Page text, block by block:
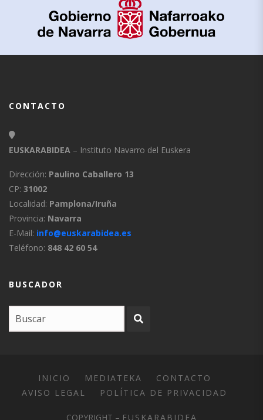
CONTACTO
EUSKARABIDEA – Instituto Navarro del Euskera
Dirección: Paulino Caballero 13
CP: 31002
Localidad: Pamplona/Iruña
Provincia: Navarra
E-Mail: info@euskarabidea.es
Teléfono: 848 42 60 54
BUSCADOR
INICIO MEDIATEKA
CONTACTO
AVISO LEGAL
POLÍTICA DE PRIVACIDAD
COPYRIGHT – EUSKARABIDEA